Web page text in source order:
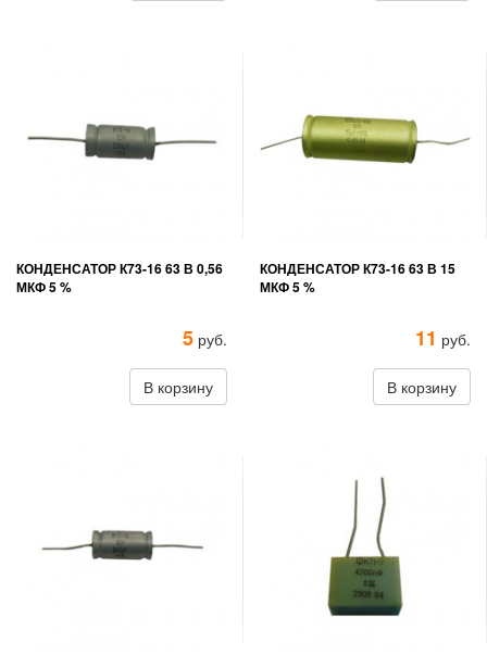
КОНДЕНСАТОР К73-16 63 В 0,56
МКФ 5 %
5 руб.
В корзину
КОНДЕНСАТОР К73-16 63 В 15
МКФ 5 %
11 руб.
В корзину